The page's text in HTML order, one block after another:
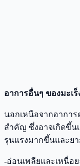
อาการอื่นๆ ของมะเร็
นอกเหนือจากอาการ
สำคัญ ซึ่งอาจเกิดขึ้น
รุนแรงมากขึ้นและย
-อ่อนเพลียและเหนื่อ